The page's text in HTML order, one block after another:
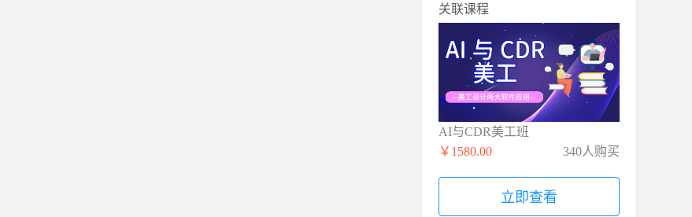
关联课程
AI与CDR美工班
￥1580.00
340人购买
立即查看